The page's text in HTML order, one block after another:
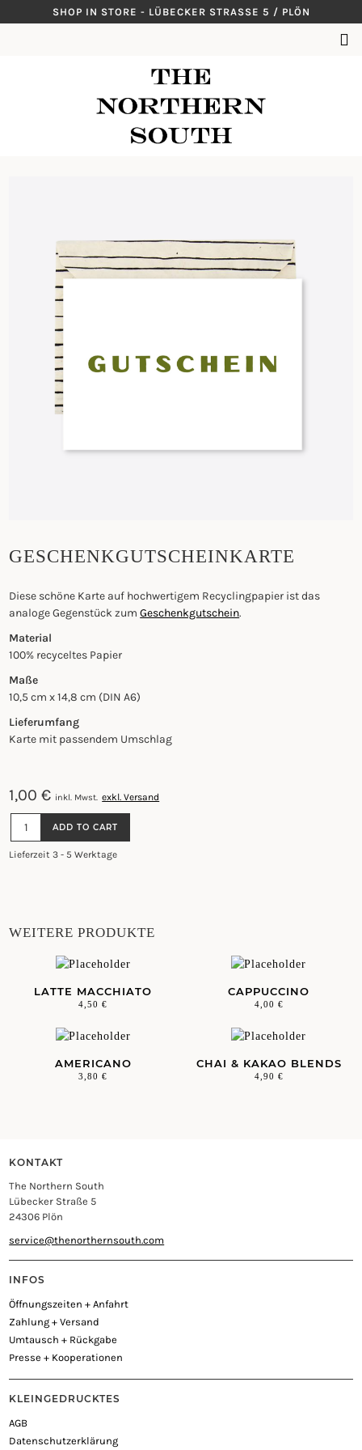
to
SHOP IN STORE - LÜBECKER STRASSE 5 / PLÖN
SUCHEN
GESCHENKGUTSCHEINKARTE
1,00€ inkl. Mwst. exkl. Versand
Lieferzeit 3 - 5 Werktage
QUANTITYADD TO CART
Diese schöne Karte auf hochwertigem Recyclingpapier ist das
analoge Gegenstück zumGeschenkgutschein.
Maße
10,5 cm x 14,8 cm (DIN A6)
Material
100% recyceltes Papier
Lieferumfang
Karte mit passendem Umschlag
WEITERE PRODUKTE
LATTE MACCHIATO
4,50€
CAPPUCCINO
4,00 €
AMERICANO
3,80€
CHAI & KAKAO BLENDS
4,90 €
KONTAKT
The Northern South
Lübecker Straße 5
24306 Plön
service@thenorthernsouth.com
INFOS
Öffnungszeiten + Anfahrt
Zahlung + Versand
Umtausch + Rückgabe
Presse + Kooperationen
KLEINGEDRUCKTES
AGB
Datenschutzerklärung